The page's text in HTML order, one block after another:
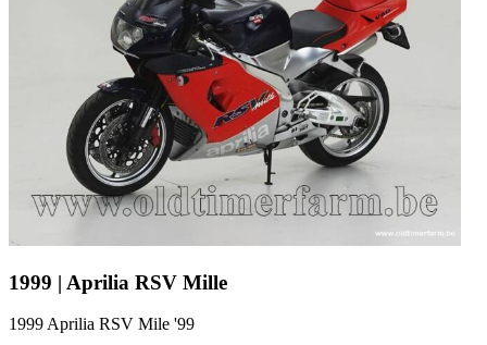
1999 | Aprilia RSV Mille
1999 Aprilia RSV Mile '99